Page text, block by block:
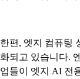
한편, 엣지 컴퓨팅
화되고 있습니다.
업들이 엣지 AI 전